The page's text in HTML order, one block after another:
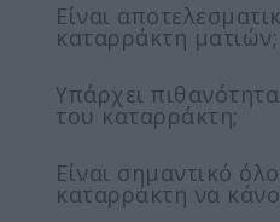
Είναι
καταρράκτη ματιών;
Υπάρχει
του καταρράκτη;
Είναι σημαντικό
καταρράκτη να